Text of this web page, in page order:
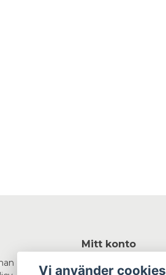
Mitt konto
Logga in
Vi använder cookies